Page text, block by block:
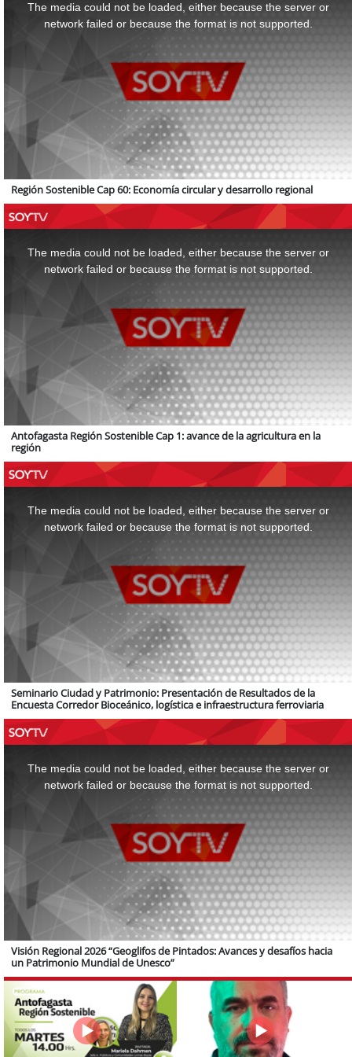
The media could not be loaded, either because the server or
network failed or because the format is not supported.
Región Sostenible Cap 60: Economía circular y desarrollo regional
The media could not be loaded, either because the server or
network failed or because the format is not supported.
Antofagasta Región Sostenible Cap 1: avance de la agricultura en la
región
The media could not be loaded, either because the server or
network failed or because the format is not supported.
Seminario Ciudad y Patrimonio: Presentación de Resultados de la
Encuesta Corredor Bioceánico, logística e infraestructura ferroviaria
The media could not be loaded, either because the server or
network failed or because the format is not supported.
Visión Regional 2026 “Geoglifos de Pintados: Avances y desafíos hacia
un Patrimonio Mundial de Unesco”